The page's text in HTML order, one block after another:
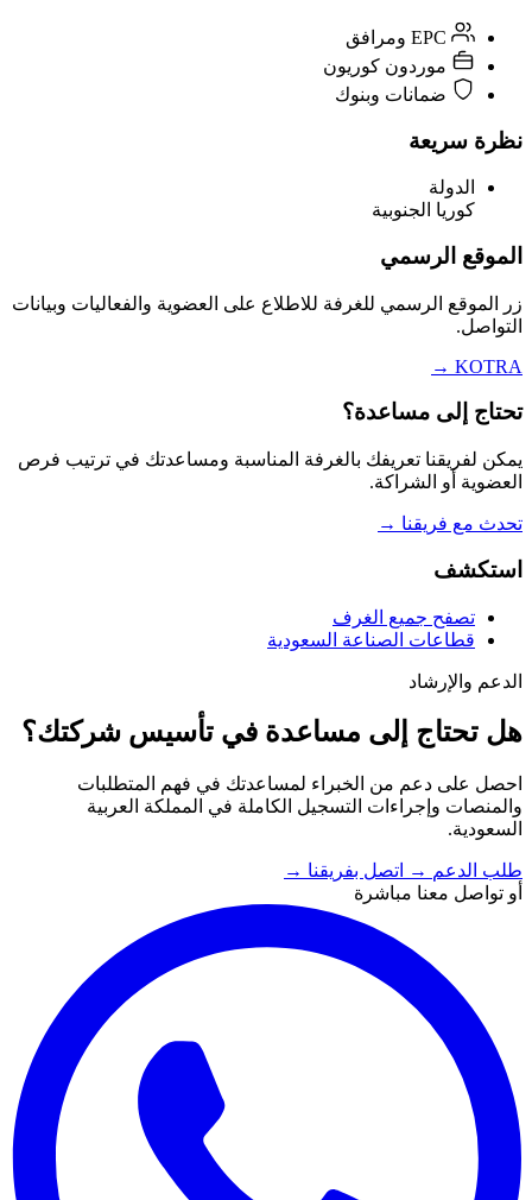
EPC ومرافق
موردون كوريون
ضمانات وبنوك
نظرة سريعة
الدولة
كوريا الجنوبية
الموقع الرسمي
زر الموقع الرسمي للغرفة للاطلاع على العضوية والفعاليات وبيانات
التواصل.
KOTRA
→
تحتاج إلى مساعدة؟
يمكن لفريقنا تعريفك بالغرفة المناسبة ومساعدتك في ترتيب فرص
العضوية أو الشراكة.
تحدث مع فريقنا →
استكشف
تصفح جميع الغرف
قطاعات الصناعة السعودية
الدعم والإرشاد
هل تحتاج إلى مساعدة في تأسيس شركتك؟
احصل على دعم من الخبراء لمساعدتك في فهم المتطلبات
والمنصات وإجراءات التسجيل الكاملة في المملكة العربية
السعودية.
طلب الدعم → اتصل بفريقنا →
أو تواصل معنا مباشرة